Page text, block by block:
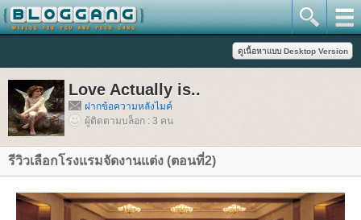
Love Actually is..
ฝากข้อความหลังไมค์
ผู้ติดตามบล็อก : 3 คน
รีวิวเลือกโรงแรมจัดงานแต่ง (ตอนที่2)